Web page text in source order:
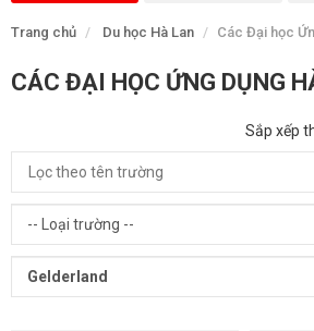
Trang chủ Du học Hà Lan Các Đại học
CÁC ĐẠI HỌC ỨNG DỤNG
Sắp xếp